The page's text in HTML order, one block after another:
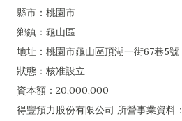
縣市：桃園市
鄉鎮：龜山區
地址：桃園市龜山區頂湖一街67巷5號
狀態：核准設立
資本額：20,000,000
得豐預力股份有限公司 所營事業資料：